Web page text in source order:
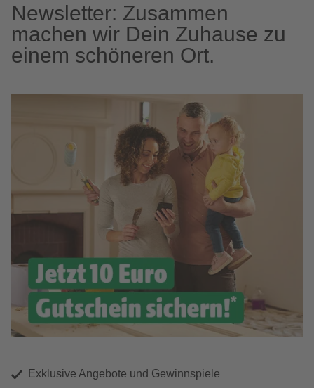
Newsletter: Zusammen
machen wir Dein Zuhause zu
einem schöneren Ort.
Exklusive Angebote und Gewinnspiele